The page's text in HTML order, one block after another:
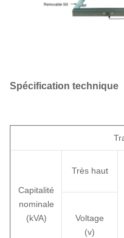
Spécification technique
Capitalité
nominale
(kVA)
Très haut
Voltage
(v)